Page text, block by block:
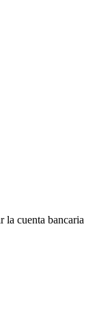
la cuenta bancaria